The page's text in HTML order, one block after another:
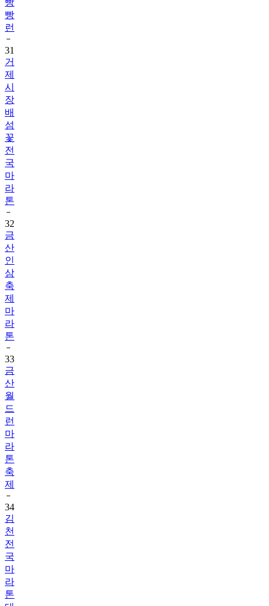
빵
빵
런
31
거
제
시
장
배
섬
꽃
전
국
마
라
톤
32
금
산
인
삼
축
제
마
라
톤
33
금
산
월
드
런
마
라
톤
축
제
34
김
천
전
국
마
라
톤